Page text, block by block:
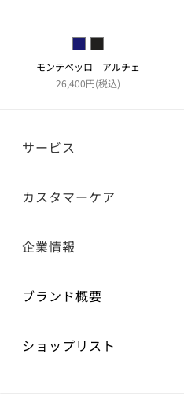
モンテベッロ アルチェ
26,400円(税込)
サービス
カスタマーケア
企業情報
ブランド概要
ショップリスト